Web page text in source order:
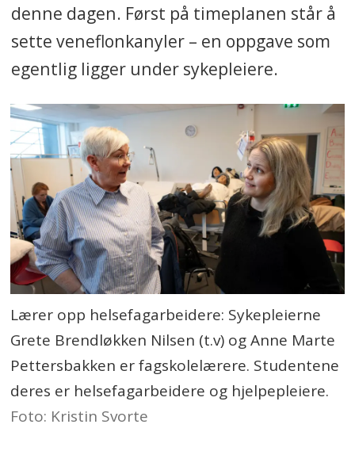
denne dagen. Først på timeplanen står å
sette veneflonkanyler – en oppgave som
egentlig ligger under sykepleiere.
Lærer opp helsefagarbeidere: Sykepleierne
Grete Brendløkken Nilsen (t.v) og Anne Marte
Pettersbakken er fagskolelærere. Studentene
deres er helsefagarbeidere og hjelpepleiere.
Foto: Kristin Svorte